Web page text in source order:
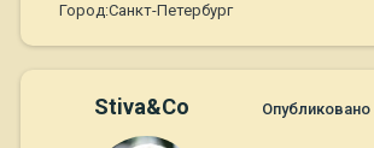
Город:Санкт-Петербург
Stiva&Co Опубликовано